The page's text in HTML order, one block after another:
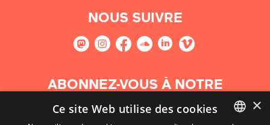
NOUS SUIVRE
ABONNEZ-VOUS À NOTRE
NEWSLETTER
×
Ce site Web utilise des cookies